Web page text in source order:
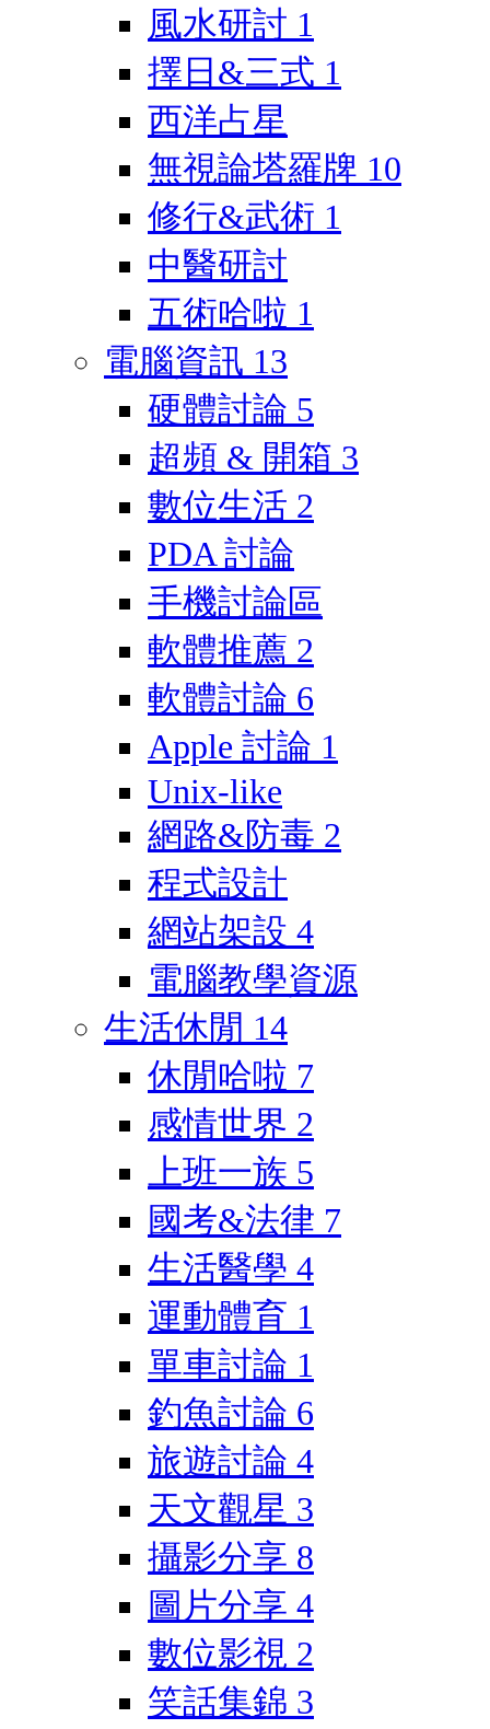
風水研討 1
擇日&三式 1
西洋占星
無視論塔羅牌 10
修行&武術 1
中醫研討
五術哈啦 1
電腦資訊 13
硬體討論 5
超頻 & 開箱 3
數位生活 2
PDA 討論
手機討論區
軟體推薦 2
軟體討論 6
Apple 討論 1
Unix-like
網路&防毒 2
程式設計
網站架設 4
電腦教學資源
生活休閒 14
休閒哈啦 7
感情世界 2
上班一族 5
國考&法律 7
生活醫學 4
運動體育 1
單車討論 1
釣魚討論 6
旅遊討論 4
天文觀星 3
攝影分享 8
圖片分享 4
數位影視 2
笑話集錦 3